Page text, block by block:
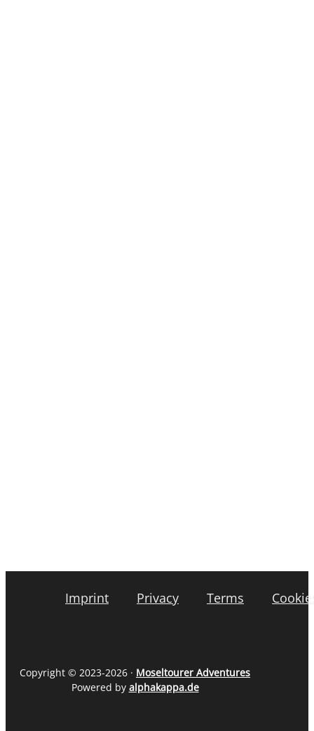
Imprint Privacy Terms
Copyright © 2023-2026 · Moseltourer Adventures
Powered by alphakappa.de